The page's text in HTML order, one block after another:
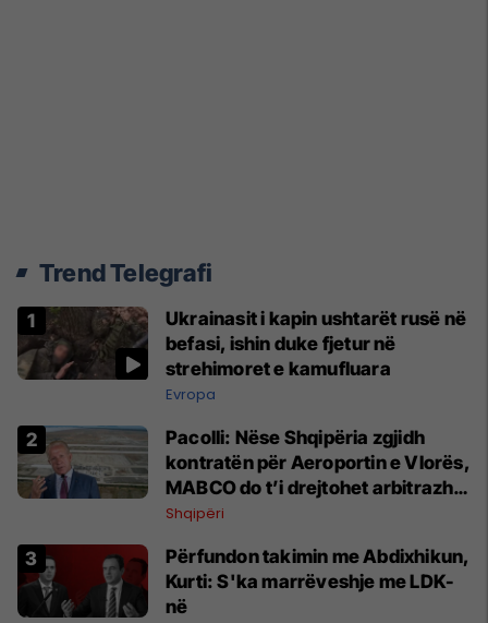
Trend Telegrafi
Ukrainasit i kapin ushtarët rusë në
befasi, ishin duke fjetur në
strehimoret e kamufluara
Evropa
Pacolli: Nëse Shqipëria zgjidh
kontratën për Aeroportin e Vlorës,
MABCO do t’i drejtohet arbitrazhit
ndërkombëtar
Shqipëri
Përfundon takimin me Abdixhikun,
Kurti: S'ka marrëveshje me LDK-
në